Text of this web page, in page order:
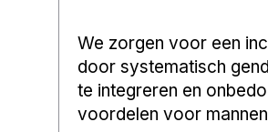
We zorgen voor een
door systematisch
te integreren en
voordelen voor